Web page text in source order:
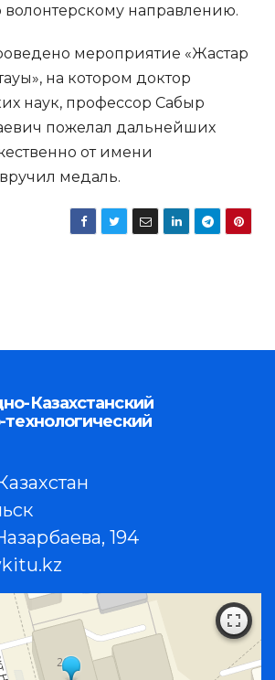
направлению.
мероприятие «Жастар
на котором доктор
наук, профессор Сабыр
пожелал дальнейших
от имени
медаль.
Казахстанский
194